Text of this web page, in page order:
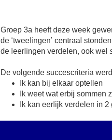
Groep 3a heeft deze week
de ‘tweelingen’ centraal
de leerlingen verdelen, ook wel
De volgende succescriteria
Ik kan bij elkaar optellen
Ik weet wat erbij sommen
Ik kan eerlijk verdelen in 2